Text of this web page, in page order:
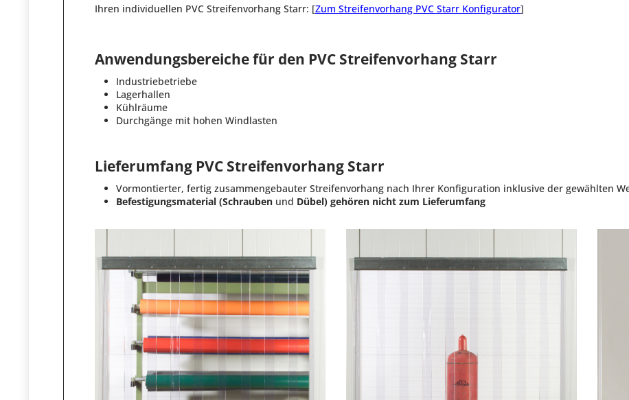
Ihren individuellen PVC Streifenvorhang Starr: [Zum Streifenvorhang PVC Starr Konfigurator]
Anwendungsbereiche für den PVC Streifenvorhang Starr
Industriebetriebe
Lagerhallen
Kühlräume
Durchgänge mit hohen Windlasten
Lieferumfang PVC Streifenvorhang Starr
Vormontierter, fertig zusammengebauter Streifenvorhang nach Ihrer Konfiguration inklusive der gewählten
Befestigungsmaterial (Schrauben und Dübel) gehören nicht zum Lieferumfang